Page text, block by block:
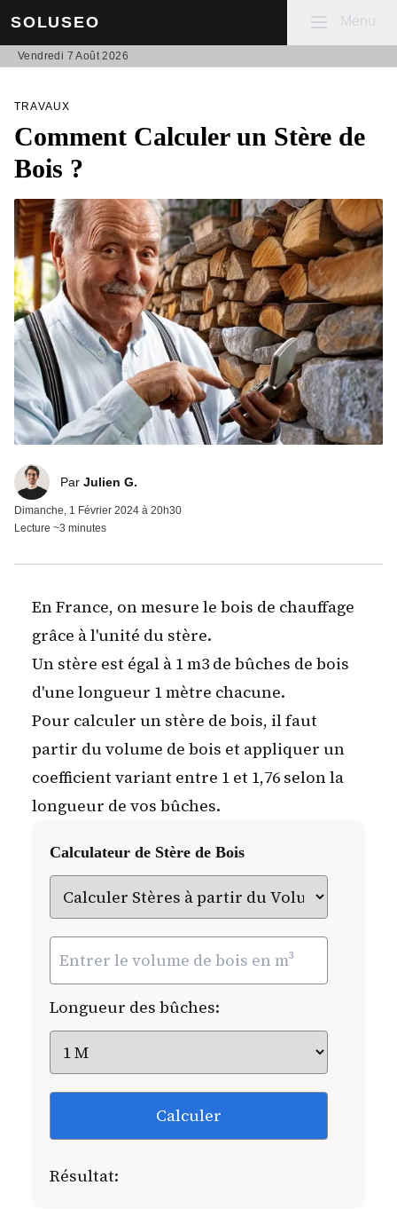
SOLUSEO Mobile menu
Menu
Vendredi 7 Août 2026
TRAVAUX
Comment Calculer un Stère de
Bois ?
Julien G.Par Julien G.
Dimanche, 1 Février 2024 à 20h30
Lecture ~3 minutes
En France, on mesure le bois de chauffage
grâce à l'unité du stère.
Un stère est égal à 1 m3 de bûches de bois
d'une longueur 1 mètre chacune.
Pour calculer un stère de bois, il faut
partir du volume de bois et appliquer un
coefficient variant entre 1 et 1,76 selon la
longueur de vos bûches.
Calculateur de Stère de Bois
Longueur des bûches:
Calculer
Résultat: